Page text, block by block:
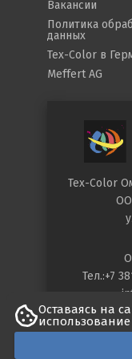
Вакансии
Политика
данных
Tex-Color в
Meffert AG
Tex-Color
Тел.:+7
Оставаясь на